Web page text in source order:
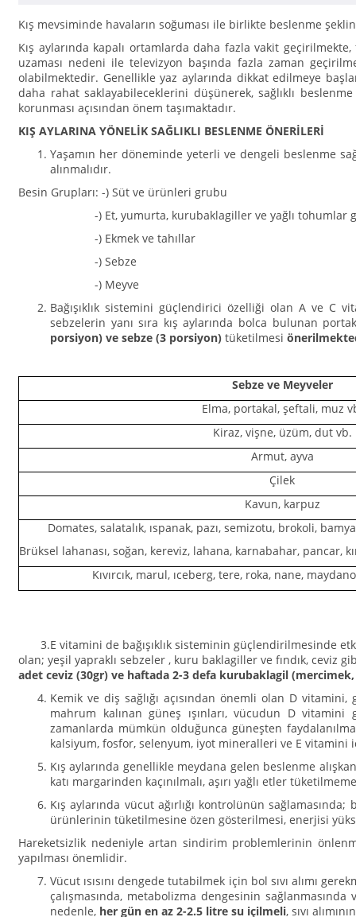
Kış mevsiminde havaların soğuması ile birlikte beslenme
Kış aylarında kapalı ortamlarda daha fazla vakit
uzaması nedeni ile televizyon başında fazla zaman
olabilmektedir. Genellikle yaz aylarında dikkat edilmeye
daha rahat saklayabileceklerini düşünerek, sağlıklı beslenme
korunması açısından önem taşımaktadır.
KIŞ AYLARINA YÖNELİK SAĞLIKLI BESLENME ÖNERİLERİ
Yaşamın her döneminde yeterli ve dengeli beslenme
alınmalıdır.
Besin Grupları: -) Süt ve ürünleri grubu
-) Et, yumurta, kurubaklagiller ve yağlı tohumlar
-) Ekmek ve tahıllar
-) Sebze
-) Meyve
Bağışıklık sistemini güçlendirici özelliği olan A ve C
sebzelerin yanı sıra kış aylarında bolca bulunan
porsiyon) ve sebze (3 porsiyon) tüketilmesi
Sebze ve Meyveler
Elma, portakal, şeftali, muz
Kiraz, vişne, üzüm, dut vb.
Armut, ayva
Çilek
Kavun, karpuz
Domates, salatalık, ıspanak, pazı, semizotu, brokoli,
Brüksel lahanası, soğan, kereviz, lahana, karnabahar, pancar,
Kıvırcık, marul, ıceberg, tere, roka, nane,
3.E vitamini de bağışıklık sisteminin güçlendirilmesinde
olan; yeşil yapraklı sebzeler , kuru baklagiller ve fındık, ceviz
adet ceviz (30gr) ve haftada 2-3 defa kurubaklagil
Kemik ve diş sağlığı açısından önemli olan D
mahrum kalınan güneş ışınları, vücudun D vitamini
zamanlarda mümkün olduğunca güneşten
kalsiyum, fosfor, selenyum, iyot mineralleri ve E vitamini
Kış aylarında genellikle meydana gelen beslenme
katı margarinden kaçınılmalı, aşırı yağlı etler
Kış aylarında vücut ağırlığı kontrolünün
ürünlerinin tüketilmesine özen gösterilmesi, enerjisi
Hareketsizlik nedeniyle artan sindirim problemlerinin
yapılması önemlidir.
Vücut ısısını dengede tutabilmek için bol sıvı alımı
çalışmasında, metabolizma dengesinin
nedenle, her gün en az 2-2.5 litre su içilmeli, sıvı